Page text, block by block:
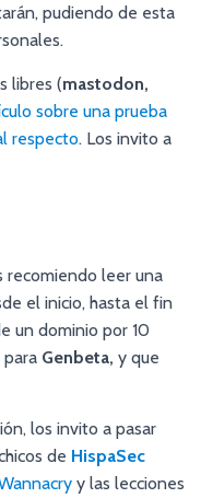
pudiendo de esta
libres (mastodon,
sobre una prueba
respecto. Los invito a
recomiendo leer una
el inicio, hasta el fin
un dominio por 10
para Genbeta, y que
los invito a pasar
de HispaSec
y las lecciones